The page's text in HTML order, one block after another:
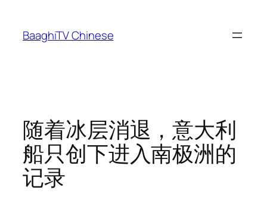
content
BaaghiTV Chinese
随着冰层消退，意大利
船只创下进入南极洲的
记录